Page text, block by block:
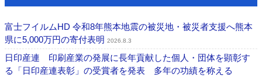
富士フイルムHD 令和8年熊本地震の被災地・被災者支援へ熊本
県に5,000万円の寄付表明 2026.8.3
日印産連 印刷産業の発展に長年貢献した個人・団体を顕彰す
る「日印産連表彰」の受賞者を発表 多年の功績を称える